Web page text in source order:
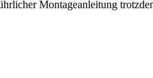
Montageanleitung